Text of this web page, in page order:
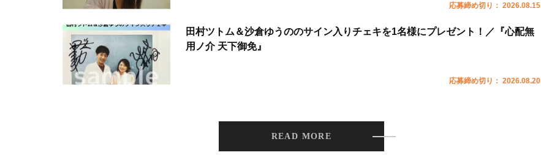
応募締め切り： 2026.08.15
田村ツトム＆沙倉ゆうののサイン入りチェキを1名様にプレゼント！／『心配無
用ノ介 天下御免』
応募締め切り： 2026.08.20
READ MORE